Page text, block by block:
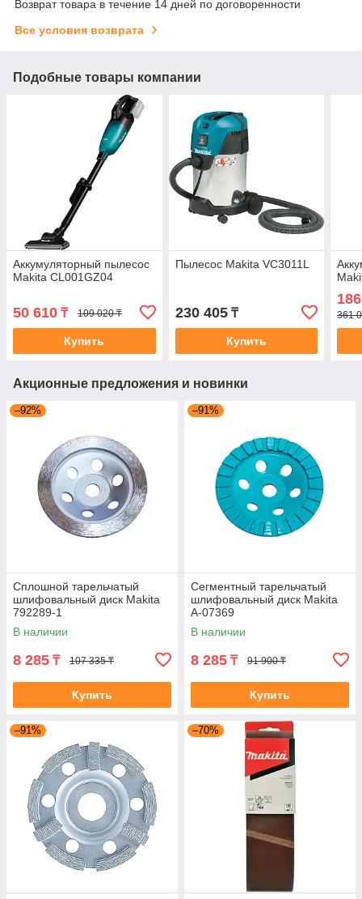
Возврат товара в течение 14 дней по договоренности
Все условия возврата
Подобные товары компании
Аккумуляторный пылесос
Makita CL001GZ04
50 610 ₸ 109 020 ₸
Купить
Пылесос Makita VC3011L
230 405₸
Купить
361
Акционные предложения и новинки
–92%
Сплошной тарельчатый
шлифовальный диск Makita
792289-1
В наличии
8 285 ₸ 107 335 ₸
Купить
–91%
Сегментный тарельчатый
шлифовальный диск Makita
A-07369
В наличии
8 285 ₸ 91 900 ₸
Купить
–91% –70%